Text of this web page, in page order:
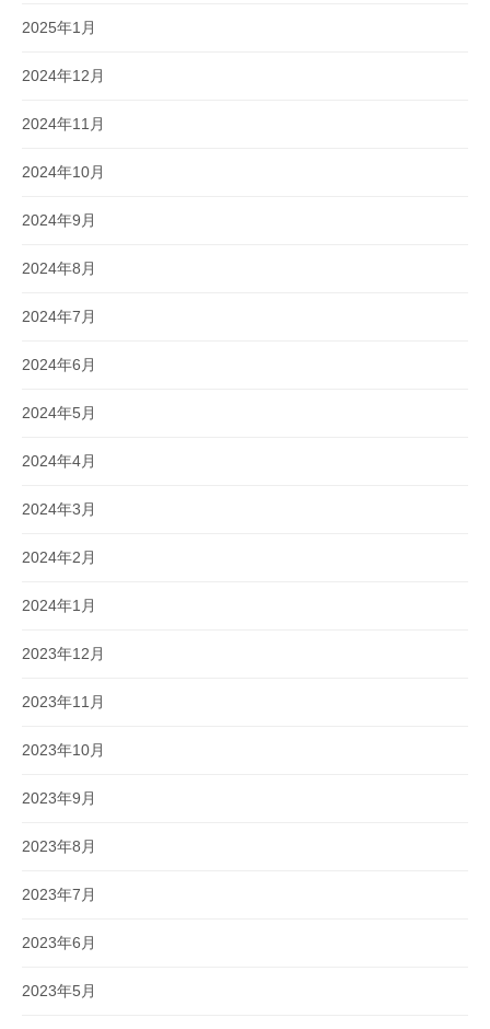
2025年1月
2024年12月
2024年11月
2024年10月
2024年9月
2024年8月
2024年7月
2024年6月
2024年5月
2024年4月
2024年3月
2024年2月
2024年1月
2023年12月
2023年11月
2023年10月
2023年9月
2023年8月
2023年7月
2023年6月
2023年5月